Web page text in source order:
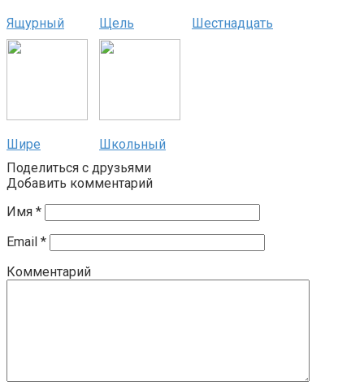
Ящурный Щель Шестнадцать
Шире
Школьный
Поделиться с друзьями
Добавить комментарий
Имя *
Email *
Комментарий